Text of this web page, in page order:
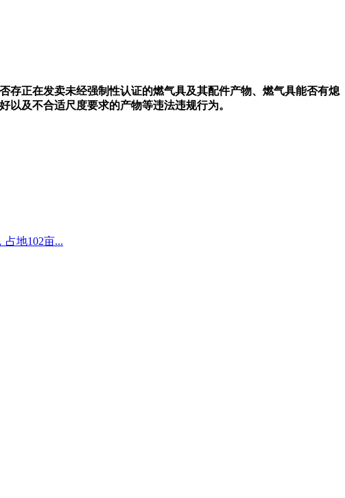
正在发卖未经强制性认证的燃气具及其配件产物、燃气具能否有熄
及不合适尺度要求的产物等违法违规行为。
地102亩...